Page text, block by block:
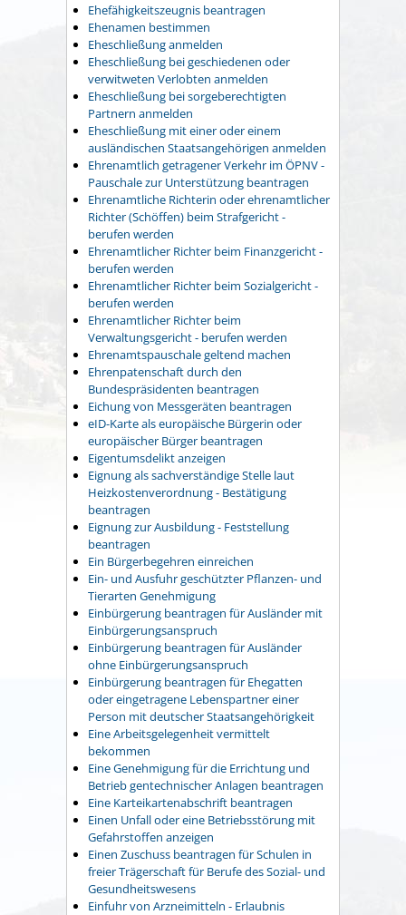
Ehefähigkeitszeugnis beantragen
Ehenamen bestimmen
Eheschließung anmelden
Eheschließung bei geschiedenen oder
verwitweten Verlobten anmelden
Eheschließung bei sorgeberechtigten
Partnern anmelden
Eheschließung mit einer oder einem
ausländischen Staatsangehörigen anmelden
Ehrenamtlich getragener Verkehr im ÖPNV -
Pauschale zur Unterstützung beantragen
Ehrenamtliche Richterin oder ehrenamtlicher
Richter (Schöffen) beim Strafgericht -
berufen werden
Ehrenamtlicher Richter beim Finanzgericht -
berufen werden
Ehrenamtlicher Richter beim Sozialgericht -
berufen werden
Ehrenamtlicher Richter beim
Verwaltungsgericht - berufen werden
Ehrenamtspauschale geltend machen
Ehrenpatenschaft durch den
Bundespräsidenten beantragen
Eichung von Messgeräten beantragen
eID-Karte als europäische Bürgerin oder
europäischer Bürger beantragen
Eigentumsdelikt anzeigen
Eignung als sachverständige Stelle laut
Heizkostenverordnung - Bestätigung
beantragen
Eignung zur Ausbildung - Feststellung
beantragen
Ein Bürgerbegehren einreichen
Ein- und Ausfuhr geschützter Pflanzen- und
Tierarten Genehmigung
Einbürgerung beantragen für Ausländer mit
Einbürgerungsanspruch
Einbürgerung beantragen für Ausländer
ohne Einbürgerungsanspruch
Einbürgerung beantragen für Ehegatten
oder eingetragene Lebenspartner einer
Person mit deutscher Staatsangehörigkeit
Eine Arbeitsgelegenheit vermittelt
bekommen
Eine Genehmigung für die Errichtung und
Betrieb gentechnischer Anlagen beantragen
Eine Karteikartenabschrift beantragen
Einen Unfall oder eine Betriebsstörung mit
Gefahrstoffen anzeigen
Einen Zuschuss beantragen für Schulen in
freier Trägerschaft für Berufe des Sozial- und
Gesundheitswesens
Einfuhr von Arzneimitteln - Erlaubnis